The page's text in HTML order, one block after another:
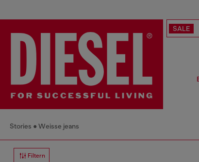
SALE
Stories Weisse jeans
Filtern